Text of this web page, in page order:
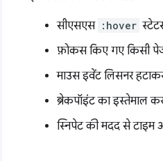
सीएसएस :hover
फ़ोकस किए गए किसी
माउस इवेंट लिसनर
ब्रेकपॉइंट का इस्तेमाल
स्निपेट की मदद से